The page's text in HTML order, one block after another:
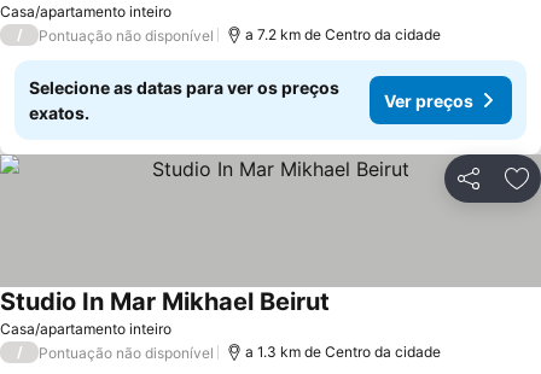
Casa/apartamento inteiro
/ Pontuação não disponível a 7.2 km de Centro da cidade
Selecione as datas para ver os preços
exatos.
Ver preços
Partilhar
Casa/apartamento inteiro
Studio In Mar Mikhael Beirut
/ Pontuação não disponível a 1.3 km de Centro da cidade